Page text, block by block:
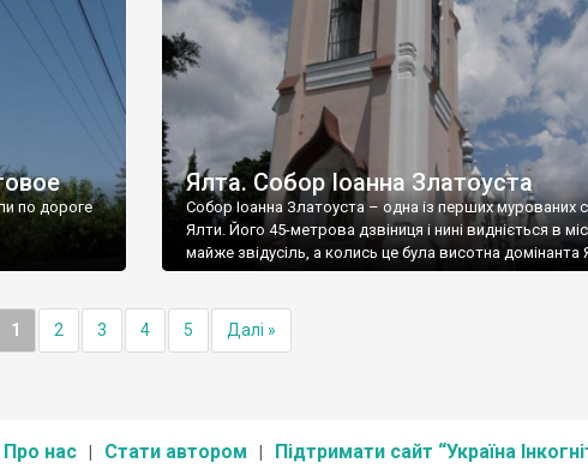
по дороге
Ялта. Собор Іоанна Златоуста
Собор Іоанна Златоуста – одна із перших мурованих
Ялти. Його 45-метрова дзвіниця і нині видніється в
майже звідусіль, а колись це була висотна домінанта
1 2 3 4 5 Далі »
Про нас Стати автором Підтримати сайт “Україна